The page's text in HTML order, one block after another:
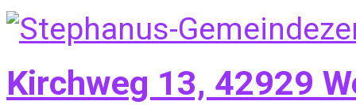
Kirchweg 13, 42929